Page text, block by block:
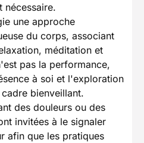
nécessaire.
une approche
du corps, associant
méditation et
pas la performance,
à soi et l'exploration
bienveillant.
des douleurs ou des
invitées à le signaler
afin que les pratiques